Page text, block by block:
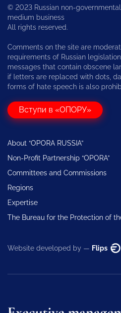
© 2023 Russian non-
medium business
All rights reserved.
Comments on the site are
requirements of Russian
messages that contain obscene
if letters are replaced with dots,
forms of hate speech is also
Вступи в «ОПОРУ»
About “OPORA RUSSIA”
Non-Profit Partnership “OPORA”
Committees and Commissions
Regions
Expertise
The Bureau for the Protection of
Website developed by — Flips